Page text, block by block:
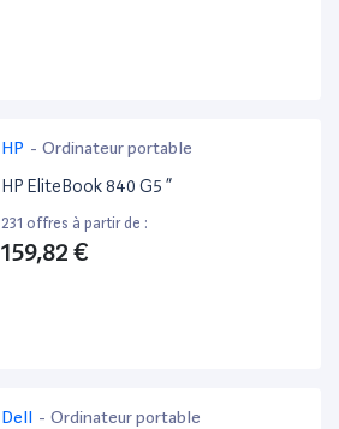
HP - Ordinateur portable
HP EliteBook 840 G5 ”
231 offres à partir de :
159,82 €
Dell - Ordinateur portable